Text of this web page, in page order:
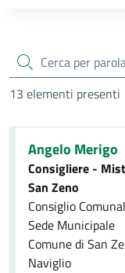
cerca
13 elementi presenti
Angelo Merigo
Consigliere -
San Zeno
Consiglio
Sede Municipale
Comune di San
Naviglio